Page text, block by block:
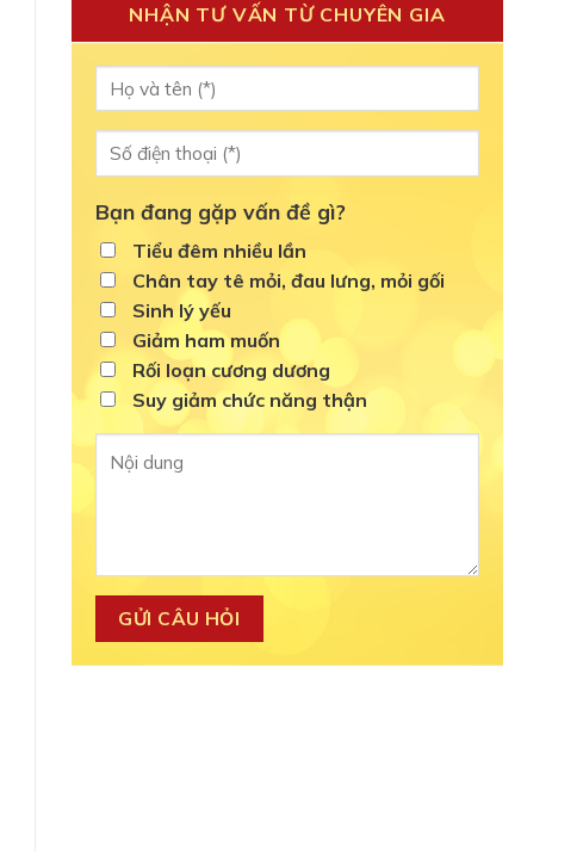
NHẬN TƯ VẤN TỪ CHUYÊN GIA
Bạn đang gặp vấn đề gì?
Tiểu đêm nhiều lần
Chân tay tê mỏi, đau lưng, mỏi gối
Sinh lý yếu
Giảm ham muốn
Rối loạn cương dương
Suy giảm chức năng thận